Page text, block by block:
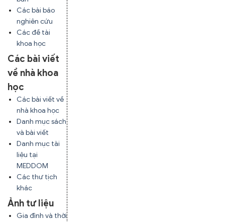
Các bài báo
nghiên cứu
Các đề tài
khoa học
Các bài viết
về nhà khoa
học
Các bài viết về
nhà khoa học
Danh mục sách
và bài viết
Danh mục tài
liệu tại
MEDDOM
Các thư tịch
khác
Ảnh tư liệu
Gia đình và thời